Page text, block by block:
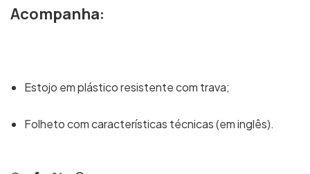
Acompanha:
Estojo em plástico resistente com trava;
Folheto com características técnicas (em inglês).